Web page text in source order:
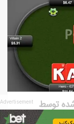
توسط
Advertisement